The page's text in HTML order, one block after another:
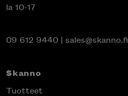
la 10-17
09 612 9440 | sales@skanno.fi
Skanno
Tuotteet